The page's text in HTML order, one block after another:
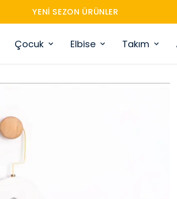
YENI SEZON ÜRÜNLER
Çocuk Elbise Takım